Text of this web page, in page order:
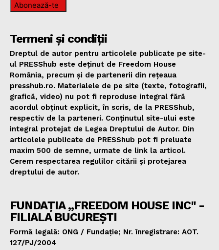
Abonează-te
Termeni și condiții
Dreptul de autor pentru articolele publicate pe site-
ul PRESShub este deținut de Freedom House
România, precum și de partenerii din rețeaua
presshub.ro. Materialele de pe site (texte, fotografii,
grafică, video) nu pot fi reproduse integral fără
acordul obținut explicit, în scris, de la PRESShub,
respectiv de la parteneri. Conținutul site-ului este
integral protejat de Legea Dreptului de Autor. Din
articolele publicate de PRESShub pot fi preluate
maxim 500 de semne, urmate de link la articol.
Cerem respectarea regulilor citării și protejarea
dreptului de autor.
FUNDAȚIA „FREEDOM HOUSE INC" -
FILIALA BUCUREȘTI
Formă legală: ONG / Fundație; Nr. înregistrare: AOT.
127/PJ/2004